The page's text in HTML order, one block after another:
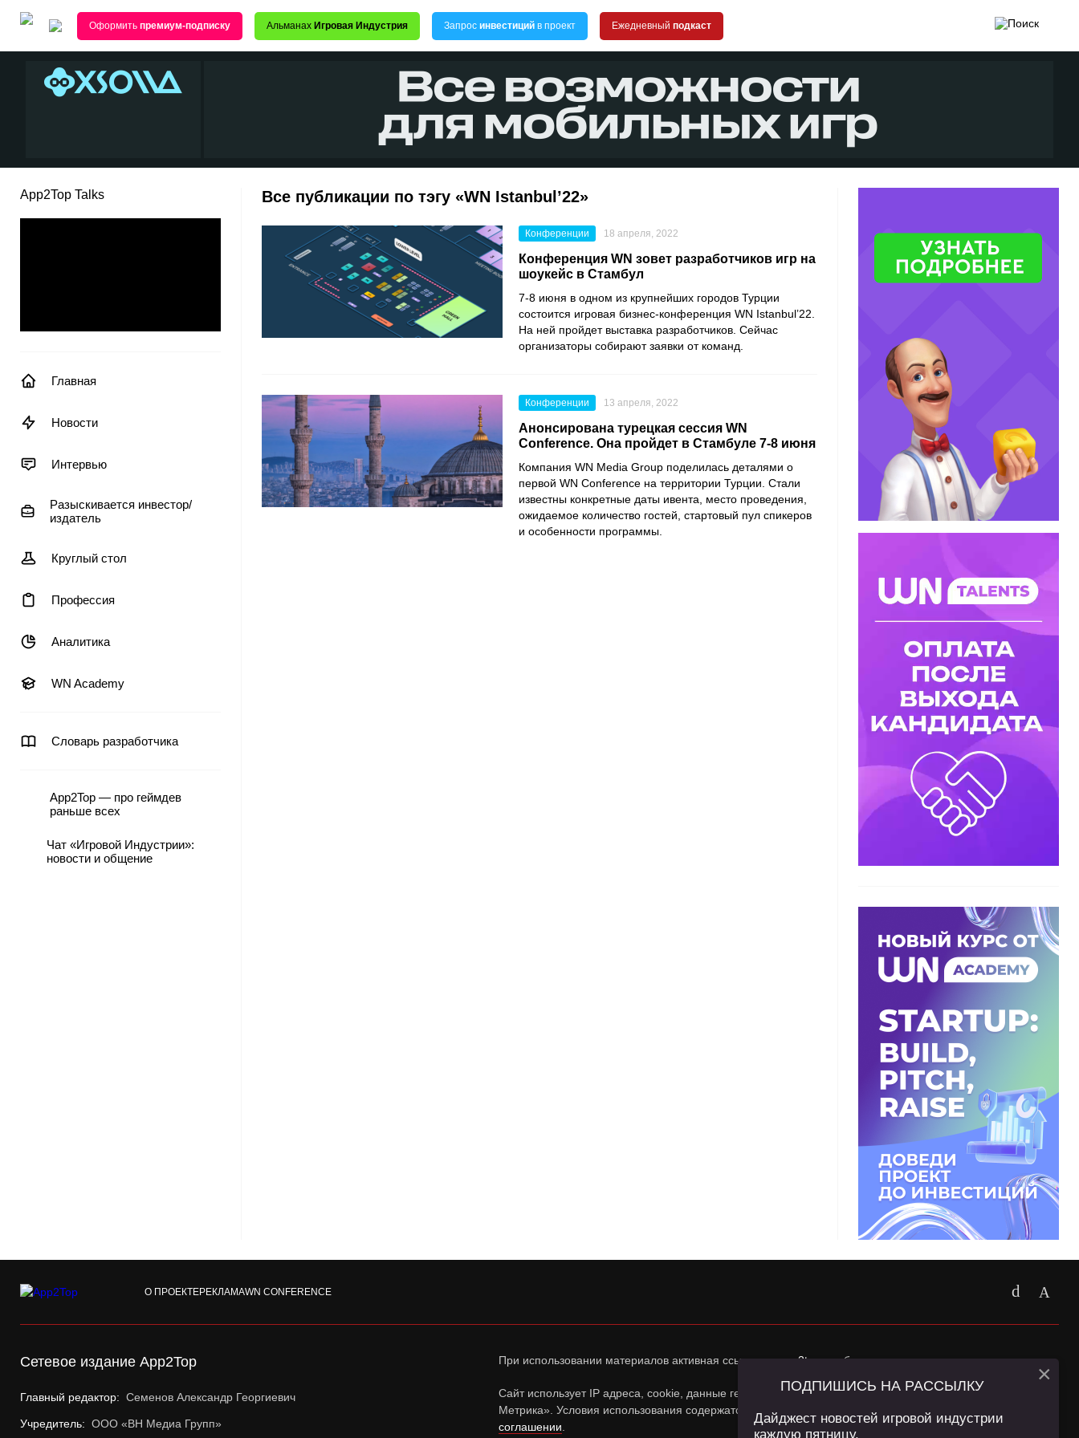
Оформить премиум-подписку Альманах Игровая Индустрия Запрос инвестиций в проект Ежедневный подкаст
App2Top Talks
Главная
Новости
Интервью
Разыскивается инвестор/
издатель
Круглый стол
Профессия
Аналитика
WN Academy
Словарь разработчика
App2Top — про геймдев
раньше всех
Чат «Игровой Индустрии»:
новости и общение
Все публикации по тэгу «WN Istanbul’22»
Конференции 18 апреля, 2022
Конференция WN зовет разработчиков игр на
шоукейс в Стамбул
7-8 июня в одном из крупнейших городов Турции
состоится игровая бизнес-конференция WN Istanbul’22
На ней пройдет выставка разработчиков. Сейчас
организаторы собирают заявки от команд.
Конференции 13 апреля, 2022
Анонсирована турецкая сессия WN
Conference. Она пройдет в Стамбуле 7-8 июня
Компания WN Media Group поделилась деталями о
первой WN Conference на территории Турции. Стали
известны конкретные даты ивента, место проведения,
ожидаемое количество гостей, стартовый пул спикеров
и особенности программы.
О ПРОЕКТЕРЕКЛАМАWN CONFERENCE
Сетевое издание App2Top
Главный редактор: Семенов Александр Георгиевич
Учредитель: ООО «ВН Медиа Групп»
При использовании материалов активная ссылка наapp2top.ruобязательна.
Сайт использует IP адреса, cookie, данные геолокации Пользователей сайта и сервис «Яндекс
Метрика». Условия использования содержатся в
Политике конфиденциальностии
соглашении
ПОДПИШИСЬ НА РАССЫЛКУ
Дайджест новостей игровой индустрии
каждую пятницу.
×